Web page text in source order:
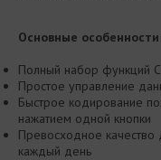
Основные
Полный набор функций
Простое управление
Быстрое кодирование
нажатием одной кнопки
Превосходное качество
каждый день